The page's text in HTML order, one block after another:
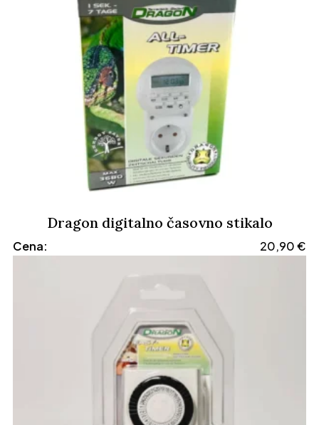
Dragon digitalno časovno stikalo
Cena: 20,90€